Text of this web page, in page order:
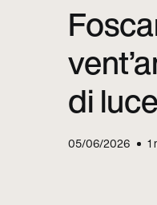
di luce
05/06/2026 1